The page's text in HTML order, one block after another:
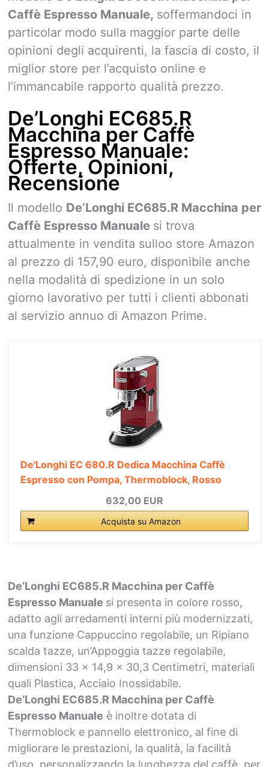
Caffè Espresso Manuale, soffermandoci in
particolar modo sulla maggior parte delle
opinioni degli acquirenti, la fascia di costo, il
miglior store per l’acquisto online e
l’immancabile rapporto qualità prezzo.
De’Longhi EC685.R
Macchina per Caffè
Espresso Manuale:
Offerte, Opinioni,
Recensione
Il modello De’Longhi EC685.R Macchina per
Caffè Espresso Manuale si trova
attualmente in vendita sulloo store Amazon
al prezzo di 157,90 euro, disponibile anche
nella modalità di spedizione in un solo
giorno lavorativo per tutti i clienti abbonati
al servizio annuo di Amazon Prime.
De'Longhi EC 680.R Dedica Macchina Caffè
Espresso con Pompa, Thermoblock, Rosso
632,00 EUR
Acquista su Amazon
De’Longhi EC685.R Macchina per Caffè
Espresso Manuale si presenta in colore rosso,
adatto agli arredamenti interni più modernizzati,
una funzione Cappuccino regolabile, un Ripiano
scalda tazze, un’Appoggia tazze regolabile,
dimensioni 33 x 14,9 x 30,3 Centimetri, materiali
quali Plastica, Acciaio Inossidabile.
De’Longhi EC685.R Macchina per Caffè
Espresso Manuale è inoltre dotata di
Thermoblock e pannello elettronico, al fine di
migliorare le prestazioni, la qualità, la facilità
d’uso, personalizzando la lunghezza del caffè, per